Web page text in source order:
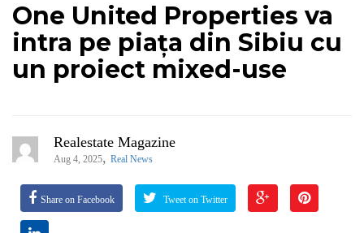
One United Properties va
intra pe piața din Sibiu cu
un proiect mixed-use
Realestate Magazine
Aug 4, 2025, Real News
Share on Facebook Tweet on Twitter